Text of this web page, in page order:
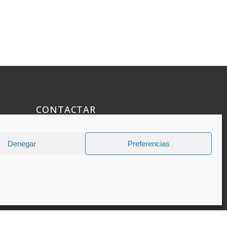
Denegar Preferencias
CONTACTAR
925 508 922